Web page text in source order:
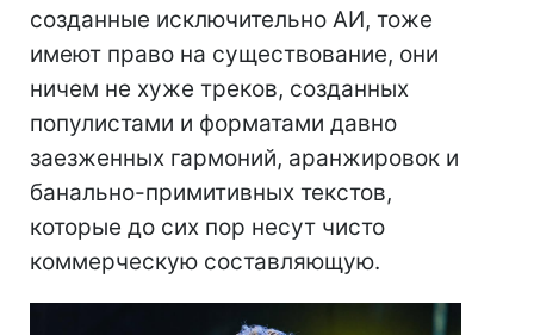
созданные исключительно АИ, тоже
имеют право на существование, они
ничем не хуже треков, созданных
популистами и форматами давно
заезженных гармоний, аранжировок и
банально-примитивных текстов,
которые до сих пор несут чисто
коммерческую составляющую.